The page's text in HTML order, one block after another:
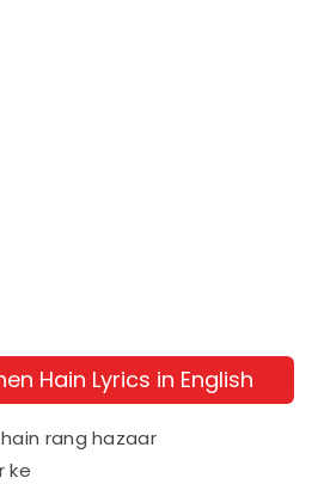
Hain Lyrics in English
rang hazaar
ke